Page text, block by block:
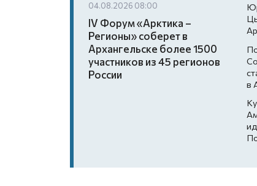
04.08.2026 08:00
IV Форум «Арктика –
Регионы» соберет в
Архангельске более 1500
участников из 45 регионов
России
в